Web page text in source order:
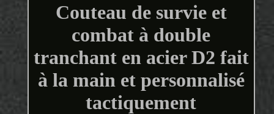
Couteau de survie et
combat à double
tranchant en acier D2 fait
à la main et personnalisé
tactiquement